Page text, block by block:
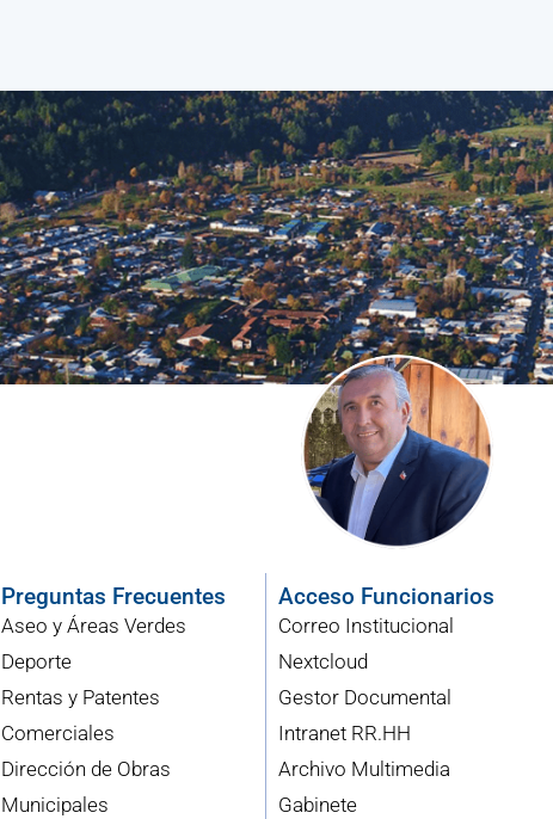
Preguntas Frecuentes
Aseo y Áreas Verdes
Deporte
Rentas y Patentes
Comerciales
Dirección de Obras
Municipales
Acceso Funcionarios
Correo Institucional
Nextcloud
Gestor Documental
Intranet RR.HH
Archivo Multimedia
Gabinete